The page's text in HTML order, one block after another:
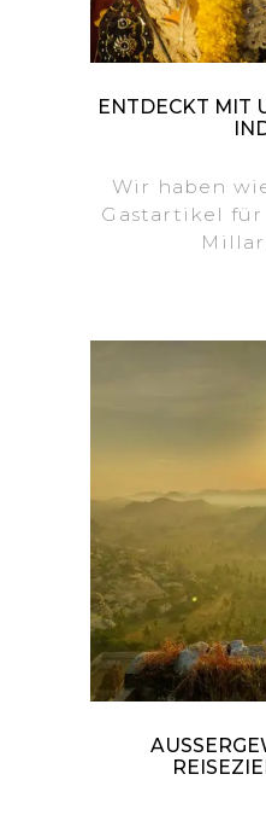
ENTDECKT MIT
Wir haben
Gastartikel für